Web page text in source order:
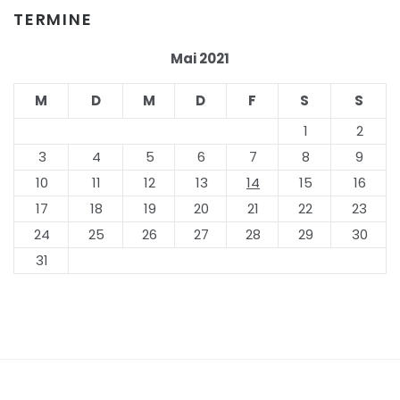
TERMINE
Mai 2021
M D M D F S
S
1
2
3
4 5 6 7 8
9
10
11 12 13 14 15
16
17
18 19 20 21 22
23
24
25 26 27 28 29
30
31